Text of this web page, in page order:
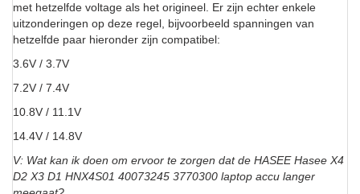
met hetzelfde voltage als het origineel. Er zijn echter enkele
uitzonderingen op deze regel, bijvoorbeeld spanningen van
hetzelfde paar hieronder zijn compatibel:
3.6V / 3.7V
7.2V / 7.4V
10.8V / 11.1V
14.4V / 14.8V
V: Wat kan ik doen om ervoor te zorgen dat de HASEE Hasee X4
D2 X3 D1 HNX4S01 40073245 3770300 laptop accu langer